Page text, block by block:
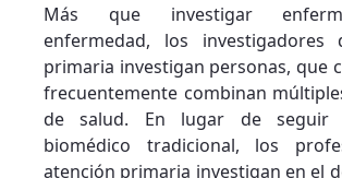
Más que investigar
enfermedad, los investigadores
primaria investigan personas, que
frecuentemente combinan
de salud. En lugar de seguir
biomédico tradicional, los
atención primaria investigan en el